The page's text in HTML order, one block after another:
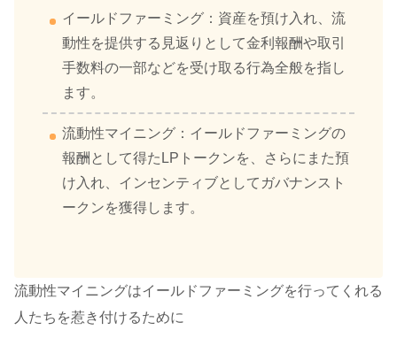
イールドファーミング：資産を預け入れ、流
動性を提供する見返りとして金利報酬や取引
手数料の一部などを受け取る行為全般を指し
ます。
流動性マイニング：イールドファーミングの
報酬として得たLPトークンを、さらにまた預
け入れ、インセンティブとしてガバナンスト
ークンを獲得します。
流動性マイニングはイールドファーミングを行ってくれる
人たちを惹き付けるために